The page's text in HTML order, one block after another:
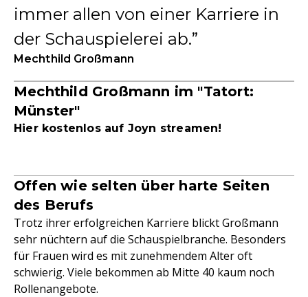
immer allen von einer Karriere in
der Schauspielerei ab.
Mechthild Großmann
Mechthild Großmann im "Tatort:
Münster"
Hier kostenlos auf Joyn streamen!
Offen wie selten über harte Seiten
des Berufs
Trotz ihrer erfolgreichen Karriere blickt Großmann
sehr nüchtern auf die Schauspielbranche. Besonders
für Frauen wird es mit zunehmendem Alter oft
schwierig. Viele bekommen ab Mitte 40 kaum noch
Rollenangebote.